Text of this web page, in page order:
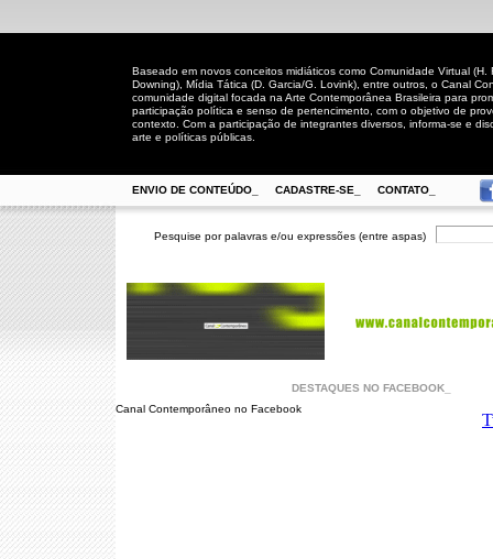
Baseado em novos conceitos midiáticos como Comunidade Virtual (H.
Downing), Mídia Tática (D. Garcia/G. Lovink), entre outros, o Canal
comunidade digital focada na Arte Contemporânea Brasileira para
participação política e senso de pertencimento, com o objetivo de
contexto. Com a participação de integrantes diversos, informa-se e
arte e políticas públicas.
ENVIO DE CONTEÚDO_ CADASTRE-SE_ CONTATO_
Pesquise por palavras e/ou expressões (entre aspas)
DESTAQUES NO FACEBOOK_
Canal Contemporâneo no Facebook